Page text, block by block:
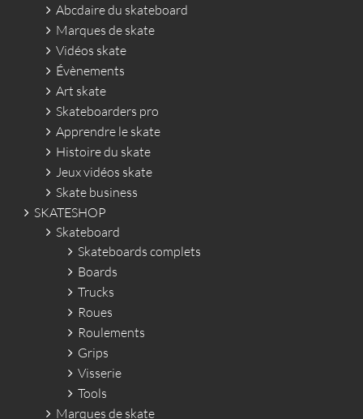
Abcdaire du skateboard
Marques de skate
Vidéos skate
Évènements
Art skate
Skateboarders pro
Apprendre le skate
Histoire du skate
Jeux vidéos skate
Skate business
SKATESHOP
Skateboard
Skateboards complets
Boards
Trucks
Roues
Roulements
Grips
Visserie
Tools
Marques de skate